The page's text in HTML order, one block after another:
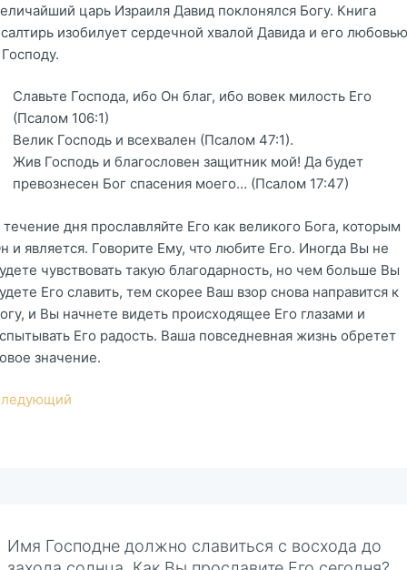
царь Израиля Давид поклонялся Богу. Книга
изобилует сердечной хвалой Давида и его любовью
Славьте Господа, ибо Он благ, ибо вовек милость Его
(Псалом 106:1)
Велик Господь и всехвален (Псалом 47:1).
Жив Господь и благословен защитник мой! Да будет
превознесен Бог спасения моего… (Псалом 17:47)
дня прославляйте Его как великого Бога, которым
и является. Говорите Ему, что любите Его. Иногда Вы не
чувствовать такую благодарность, но чем больше Вы
Его славить, тем скорее Ваш взор снова направится к
и Вы начнете видеть происходящее Его глазами и
Его радость. Ваша повседневная жизнь обретет
значение.
Имя Господне должно славиться с восхода до